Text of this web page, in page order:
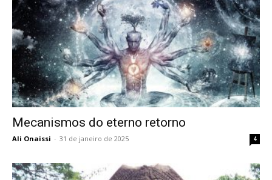
Mecanismos do eterno retorno
Ali Onaissi - 31 de janeiro de 2025 4